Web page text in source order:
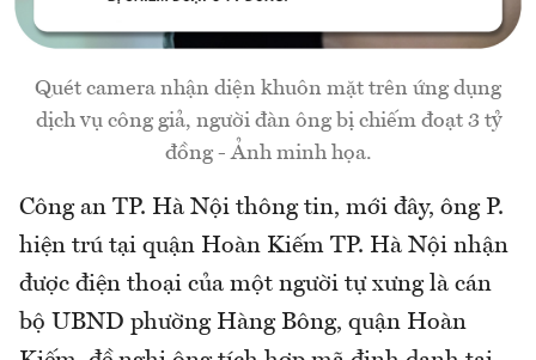
Quét camera nhận diện khuôn mặt trên ứng dụng
dịch vụ công giả, người đàn ông bị chiếm đoạt 3 tỷ
đồng - Ảnh minh họa.
Công an TP. Hà Nội thông tin, mới đây, ông P.
hiện trú tại quận Hoàn Kiếm TP. Hà Nội nhận
được điện thoại của một người tự xưng là cán
bộ UBND phường Hàng Bông, quận Hoàn